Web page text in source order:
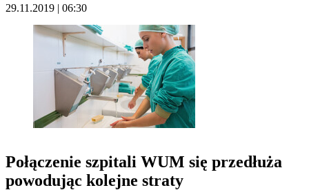
29.11.2019 | 06:30
Połączenie szpitali WUM się przedłuża
powodując kolejne straty